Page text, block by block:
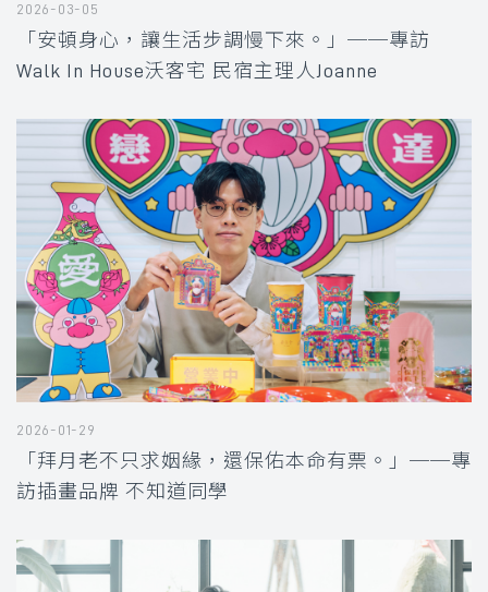
2026-03-05
「安頓身心，讓生活步調慢下來。」──專訪
Walk In House沃客宅 民宿主理人Joanne
2026-01-29
「拜月老不只求姻緣，還保佑本命有票。」──專
訪插畫品牌 不知道同學